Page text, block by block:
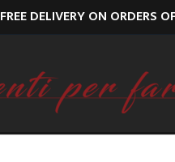
FREE DELIVERY ON ORDERS